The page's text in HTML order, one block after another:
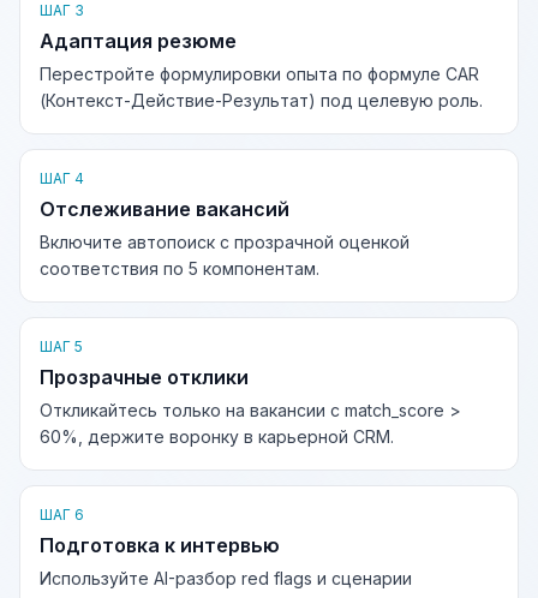
ШАГ 3
Адаптация резюме
Перестройте формулировки опыта по формуле CAR
(Контекст-Действие-Результат) под целевую роль.
ШАГ 4
Отслеживание вакансий
Включите автопоиск с прозрачной оценкой
соответствия по 5 компонентам.
ШАГ 5
Прозрачные отклики
Откликайтесь только на вакансии с match_score >
60%, держите воронку в карьерной CRM.
ШАГ 6
Подготовка к интервью
Используйте AI-разбор red flags и сценарии